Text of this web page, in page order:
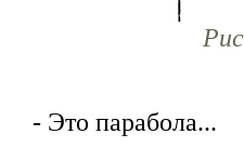
- Это парабола...